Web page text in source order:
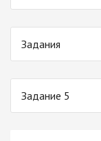
Задания
Задание 5